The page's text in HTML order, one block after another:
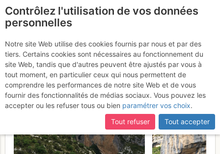
Verdon - Le Duc : Série
Limitée
Samedi 16 mai 2015
Contrôlez l'utilisation de vos données
personnelles
Notre site Web utilise des cookies fournis par nous et par des
tiers. Certains cookies sont nécessaires au fonctionnement du
site Web, tandis que d'autres peuvent être ajustés par vous à
tout moment, en particulier ceux qui nous permettent de
comprendre les performances de notre site Web et de vous
fournir des fonctionnalités de médias sociaux. Vous pouvez les
accepter ou les refuser tous ou bien paramétrer vos choix.
Tout refuser
Tout accepter